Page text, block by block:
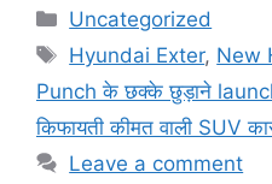
Categories
Uncategorized
Tags
Hyundai Exter, New
Punch के छक्के छुड़ाने
किफायती कीमत वाली SUV
Leave a comment